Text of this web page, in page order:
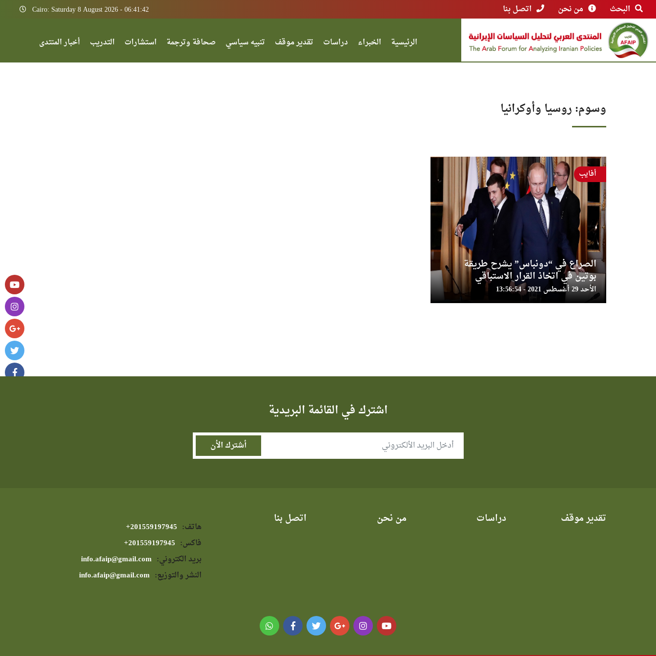
البحث من نحن اتصل بنا Cairo: Saturday 8 August 2026 - 06:41:42
الرئيسية الخبراء دراسات تقدير موقف تنبيه سياسي صحافة وترجمة استشارات التدريب أخبار المنتدى
وسوم: روسيا وأوكرانيا
الصراع في “دونباس” يشرح طريقة
بوتين في اتخاذ القرار الاستباقي
الأحد 29 أغسطس 2021 - 13:56:54
أفايب
اشترك في القائمة البريدية
تقدير موقف دراسات من نحن اتصل بنا
هاتف:
فاكس:
بريد الكتروني:
النشر والتوزيع: